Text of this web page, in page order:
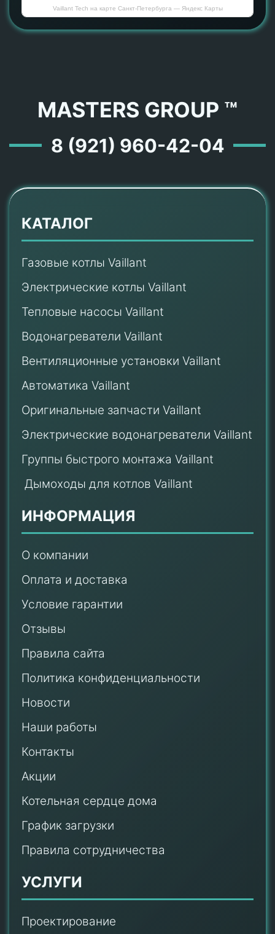
Vaillant Tech на карте Санкт‑Петербурга — Яндекс Карты
MASTERS GROUP ™
8 (921) 960-42-04
КАТАЛОГ
Газовые котлы Vaillant
Электрические котлы Vaillant
Тепловые насосы Vaillant
Водонагреватели Vaillant
Вентиляционные установки Vaillant
Автоматика Vaillant
Оригинальные запчасти Vaillant
Электрические водонагреватели Vaillant
Группы быстрого монтажа Vaillant
Дымоходы для котлов Vaillant
ИНФОРМАЦИЯ
О компании
Оплата и доставка
Условие гарантии
Отзывы
Правила сайта
Политика конфиденциальности
Новости
Наши работы
Контакты
Акции
Котельная сердце дома
График загрузки
Правила сотрудничества
УСЛУГИ
Проектирование